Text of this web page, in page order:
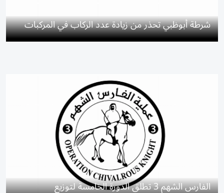
شرطة أبوظبي تحذر من زيادة عدد الركاب في المركبات
الفارس الشهم 3 تطلق الدورة الخامسة لتوزيع